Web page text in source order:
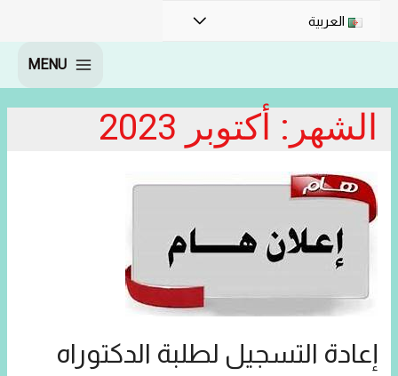
العربية القائمة
MENU
الشهر: أكتوبر 2023
إعادة التسجيل لطلبة الدكتوراه